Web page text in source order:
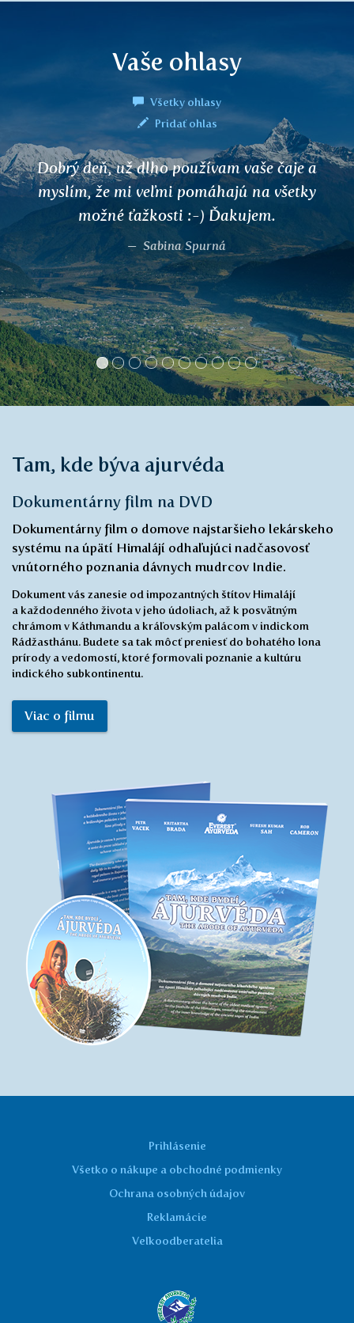
Vaše ohlasy
Všetky ohlasy
Pridať ohlas
Koncom roku 2009 som pila čaj
SARPAGANDHA pretože som mala dosť
kolísavý krvný tlak. Po zhruba 2
mesiacoch sa mi tlak upravil a drží sa v
dobrých hodnotách.
Táňa Kulíšková, Trenčín
Tam, kde býva ajurvéda
Dokumentárny film na DVD
Dokumentárny film o domove najstaršieho lekárskeho
systému na úpätí Himalájí odhaľujúci nadčasovosť
vnútorného poznania dávnych mudrcov Indie.
Dokument vás zanesie od impozantných štítov Himalájí
a každodenného života v jeho údoliach, až k posvätným
chrámom v Káthmandu a kráľovským palácom v indickom
Rádžasthánu. Budete sa tak môcť preniesť do bohatého lona
prírody a vedomostí, ktoré formovali poznanie a kultúru
indického subkontinentu.
Viac o filmu
Prihlásenie
Všetko o nákupe a obchodné podmienky
Ochrana osobných údajov
Reklamácie
Veľkoodberatelia